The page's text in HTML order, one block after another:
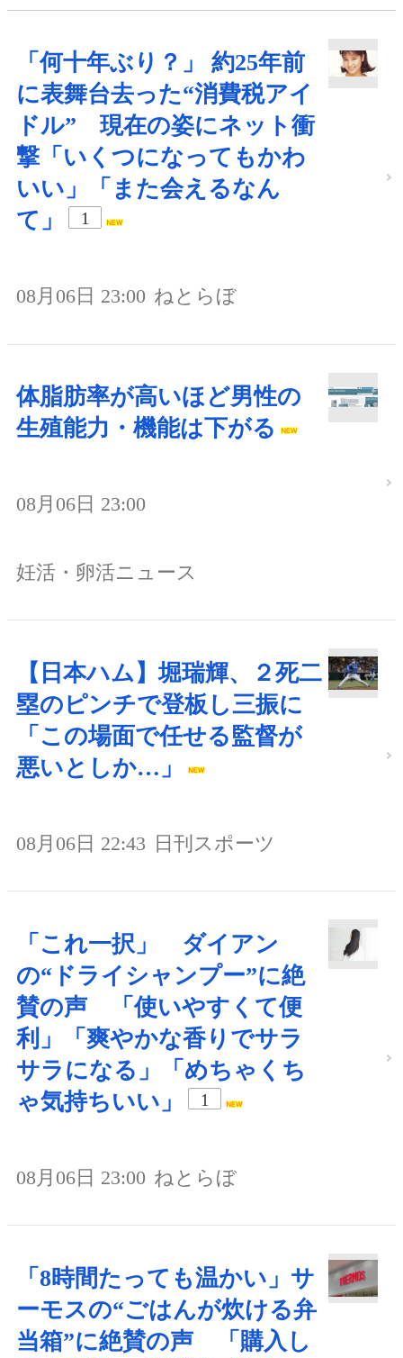
「何十年ぶり？」 約25年前
に表舞台去った“消費税アイ
ドル” 現在の姿にネット衝
撃「いくつになってもかわ
いい」「また会えるなん
て」
1
08月06日 23:00 ねとらぼ
体脂肪率が高いほど男性の
生殖能力・機能は下がる
08月06日 23:00
妊活・卵活ニュース
【日本ハム】堀瑞輝、２死二
塁のピンチで登板し三振に
「この場面で任せる監督が
悪いとしか…」
08月06日 22:43 日刊スポーツ
「これ一択」 ダイアン
の“ドライシャンプー”に絶
賛の声 「使いやすくて便
利」「爽やかな香りでサラ
サラになる」「めちゃくち
ゃ気持ちいい」
1
08月06日 23:00 ねとらぼ
「8時間たっても温かい」サ
ーモスの“ごはんが炊ける弁
当箱”に絶賛の声 「購入し